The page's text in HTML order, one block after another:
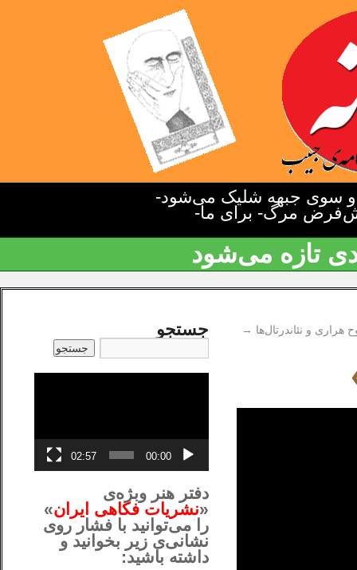
سوی جبهه شلیک می‌شود-
مرگ- برای ما-
تازه می‌شود
هراری و نئاندرتال‌ها → جستجو
00:00
02:57
دفتر هنر وبژه‌ی
«نشریات فکاهی ایران»
را می‌توانید با فشار روی
نشانی‌ی زیر بخوانید و
داشته باشید: